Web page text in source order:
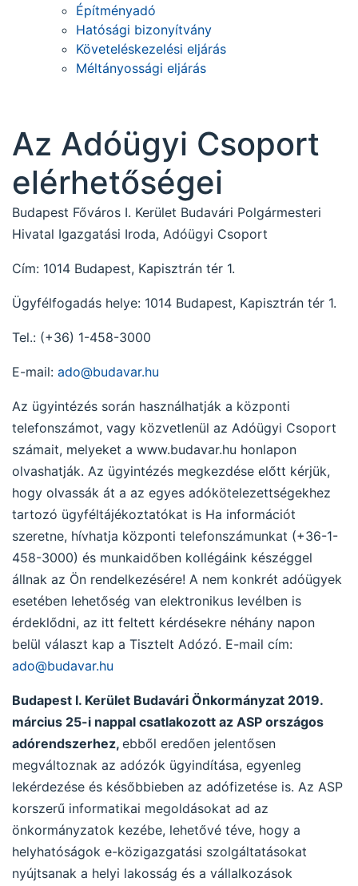
Építményadó
Hatósági bizonyítvány
Követeléskezelési eljárás
Méltányossági eljárás
Az Adóügyi Csoport
elérhetőségei
Budapest Főváros I. Kerület Budavári Polgármesteri
Hivatal Igazgatási Iroda, Adóügyi Csoport
Cím: 1014 Budapest, Kapisztrán tér 1.
Ügyfélfogadás helye: 1014 Budapest, Kapisztrán tér 1.
Tel.: (+36) 1-458-3000
E-mail: ado@budavar.hu
Az ügyintézés során használhatják a központi
telefonszámot, vagy közvetlenül az Adóügyi Csoport
számait, melyeket a www.budavar.hu honlapon
olvashatják. Az ügyintézés megkezdése előtt kérjük,
hogy olvassák át a az egyes adókötelezettségekhez
tartozó ügyféltájékoztatókat is Ha információt
szeretne, hívhatja központi telefonszámunkat (+36-1-
458-3000) és munkaidőben kollégáink készéggel
állnak az Ön rendelkezésére! A nem konkrét adóügyek
esetében lehetőség van elektronikus levélben is
érdeklődni, az itt feltett kérdésekre néhány napon
belül választ kap a Tisztelt Adózó. E-mail cím:
ado@budavar.hu
Budapest I. Kerület Budavári Önkormányzat 2019.
március 25-i nappal csatlakozott az ASP országos
adórendszerhez, ebből eredően jelentősen
megváltoznak az adózók ügyindítása, egyenleg
lekérdezése és későbbieben az adófizetése is. Az ASP
korszerű informatikai megoldásokat ad az
önkormányzatok kezébe, lehetővé téve, hogy a
helyhatóságok e-közigazgatási szolgáltatásokat
nyújtsanak a helyi lakosság és a vállalkozások